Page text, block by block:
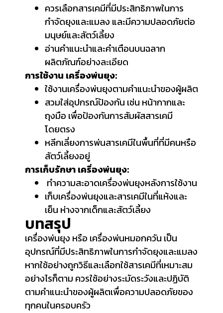
ควรเลือกสารเคมีที่มีประสิทธิภาพในการ
กำจัดยุงและแมลง และมีความปลอดภัยต่อ
มนุษย์และสัตว์เลี้ยง
อ่านคำแนะนำและคำเตือนบนฉลาก
ผลิตภัณฑ์อย่างละเอียด
การใช้งาน เครื่องพ่นยุง:
ใช้งานเครื่องพ่นยุงตามคำแนะนำของผู้ผลิต
สวมใส่อุปกรณ์ป้องกัน เช่น หน้ากากและ
ถุงมือ เพื่อป้องกันการสัมผัสสารเคมี
โดยตรง
หลีกเลี่ยงการพ่นสารเคมีในพื้นที่ที่มีคนหรือ
สัตว์เลี้ยงอยู่
การเก็บรักษา เครื่องพ่นยุง:
ทำความสะอาดเครื่องพ่นยุงหลังการใช้งาน
เก็บเครื่องพ่นยุงและสารเคมีในที่แห้งและ
เย็น ห่างจากเด็กและสัตว์เลี้ยง
บทสรุป
เครื่องพ่นยุง หรือ เครื่องพ่นหมอกควัน เป็น
อุปกรณ์ที่มีประสิทธิภาพในการกำจัดยุงและแมลง
หากใช้อย่างถูกวิธีและเลือกใช้สารเคมีที่เหมาะสม
อย่างไรก็ตาม ควรใช้อย่างระมัดระวังและปฏิบัติ
ตามคำแนะนำของผู้ผลิตเพื่อความปลอดภัยของ
ทุกคนในครอบครัว